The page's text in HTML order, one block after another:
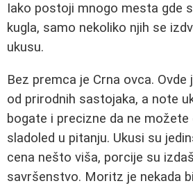
Iako postoji mnogo mesta gde
kugla, samo nekoliko njih se
ukusu.
Bez premca je Crna ovca. Ovde
od prirodnih sastojaka, a note
bogate i precizne da ne možete
sladoled u pitanju. Ukusi su
cena nešto viša, porcije su
savršenstvo. Moritz je nekada